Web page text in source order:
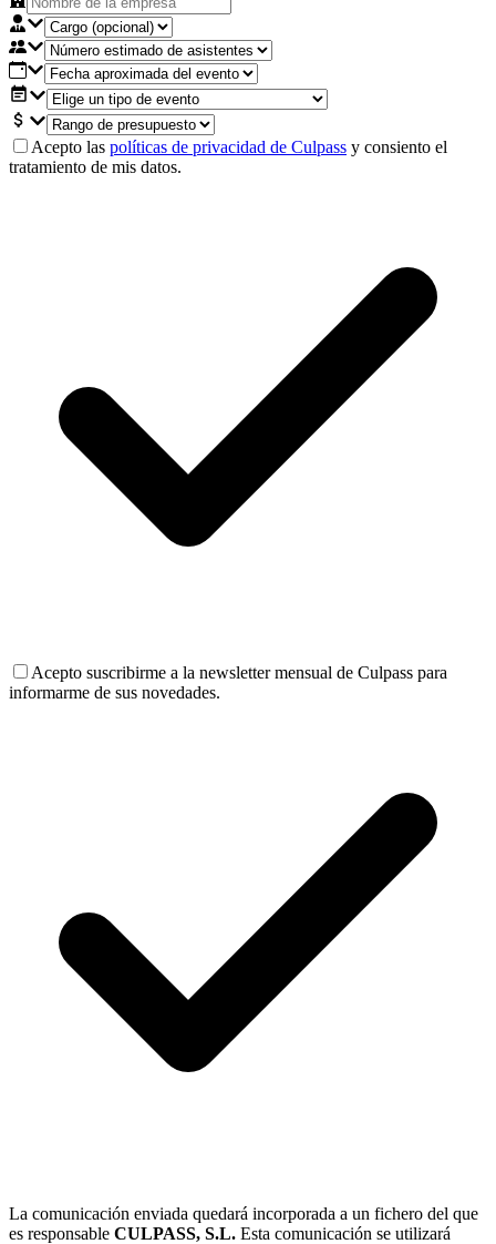
Acepto las políticas de privacidad de Culpass y consiento el
tratamiento de mis datos.
Acepto suscribirme a la newsletter mensual de Culpass para
informarme de sus novedades.
La comunicación enviada quedará incorporada a un fichero del que
es responsable CULPASS, S.L. Esta comunicación se utilizará